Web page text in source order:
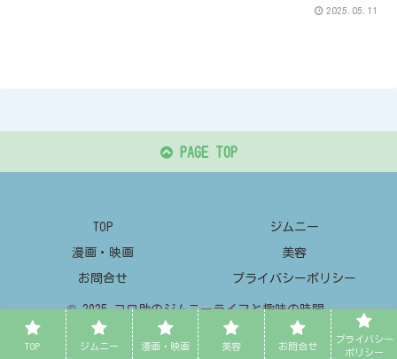
2025.05.11
PAGE TOP
TOP ジムニー
漫画・映画 美容
お問合せ プライバシーポリシー
© 2025 コロ助のジムニーライフと趣味の時間.
TOP ジムニー 漫画・映画 美容 お問合せ
プライバシー
ポリシー